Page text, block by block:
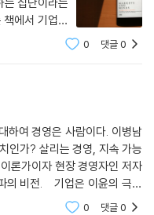
느 하나도 놓칠 수 없는 기업
만으로는 온전해질 수 없을 만
설의 관계이다. 시장이라는
과제로 떠오르는 시대이다. (1
는 이때, 저자는 20년 이상 전
영에 대한 생각을 ‘시장’ ‘기
대로 경영의 새로운 비전을
그 본래의 존재 의미에 충실
에서 기업은
것은 맞지만,
뮤니케이션
0 댓글0
경영은 사람이다. 이병남
론가이자 현장 경영자인 저자
이윤의 극대
을 할것이다.
0 댓글0